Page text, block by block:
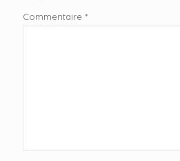
Commentaire *